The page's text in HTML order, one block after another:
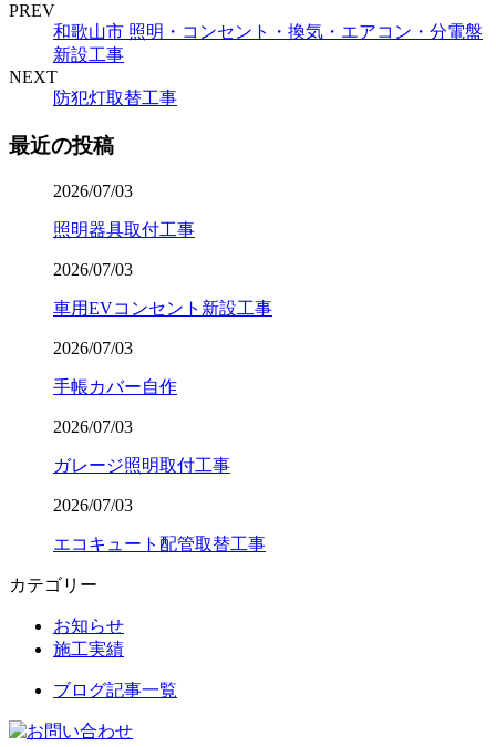
PREV
和歌山市 照明・コンセント・換気・エアコン・分電盤
新設工事
NEXT
防犯灯取替工事
最近の投稿
2026/07/03
照明器具取付工事
2026/07/03
車用EVコンセント新設工事
2026/07/03
手帳カバー自作
2026/07/03
ガレージ照明取付工事
2026/07/03
エコキュート配管取替工事
カテゴリー
お知らせ
施工実績
ブログ記事一覧